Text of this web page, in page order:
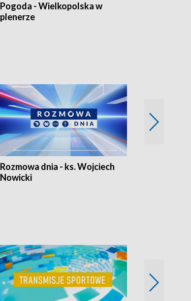
Pogoda - Wielkopolska w
plenerze
Rozmowa dnia - ks. Wojciech
Nowicki